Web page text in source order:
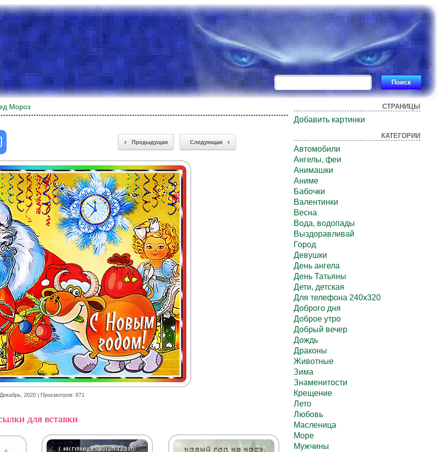
Мороз
Предыдущая Следующая
2020 | Просмотров: 871
для вставки
СТРАНИЦЫ
Добавить картинки
КАТЕГОРИИ
Автомобили
Ангелы, феи
Анимашки
Аниме
Бабочки
Валентинки
Весна
Вода, водопады
Выздоравливай
Город
Девушки
День ангела
День Татьяны
Дети, детская
Для телефона 240х320
Доброго дня
Доброе утро
Добрый вечер
Дождь
Драконы
Животные
Зима
Знаменитости
Крещение
Лето
Любовь
Масленица
Море
Мужчины